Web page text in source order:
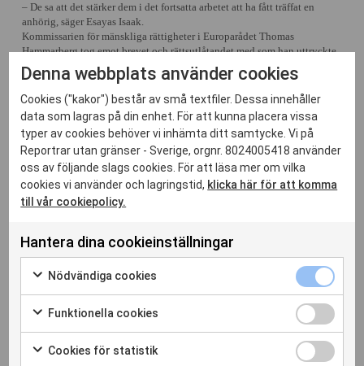
– De sa att det stärker dem i det fortsatta arbetet att ha fått träffat en
anhörig, säger Esayas Isaak.
Kommissarien för mänskliga rättigheter i Europarådet Thomas
Hammarberg tog emot brevet och rättsutlåtandet med som han uttryckte
det ”enorm sympati”.
– Han funderar på vilka sätt situationen kan lösas och hur han med sina
kontakter kan hjälpa till för att få Dawit fri, säger Esayas Isaak.
Relaterade inlägg
Denna webbplats använder cookies
Cookies ("kakor") består av små textfiler. Dessa innehåller
data som lagras på din enhet. För att kunna placera vissa
typer av cookies behöver vi inhämta ditt samtycke. Vi på
Reportrar utan gränser - Sverige, orgnr. 8024005418 använder
oss av följande slags cookies. För att läsa mer om vilka
cookies vi använder och lagringstid, klicka här för att komma
till vår cookiepolicy.
Hantera dina cookieinställningar
Nödvändiga cookies
Markera
för
samtycka
till
cookies
Funktionella cookies
Markera
för
cookies
Cookies för statistik
Cookies